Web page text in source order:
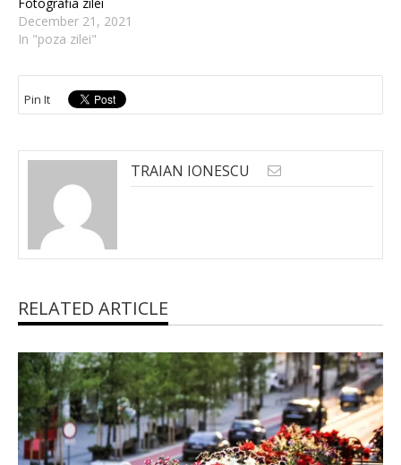
December 21, 2021
In "poza zilei"
Pin It
TRAIAN IONESCU
RELATED ARTICLE